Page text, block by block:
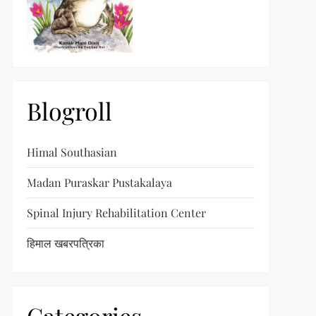
Blogroll
Himal Southasian
Madan Puraskar Pustakalaya
Spinal Injury Rehabilitation Center
हिमाल खबरपत्रिका